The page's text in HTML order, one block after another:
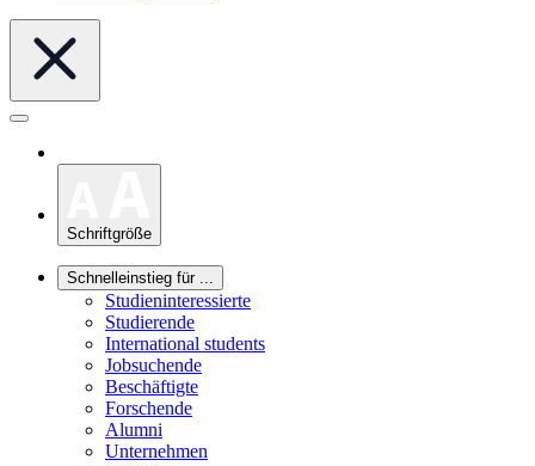
Schriftgröße
Schnelleinstieg für ...
Studieninteressierte
Studierende
International students
Jobsuchende
Beschäftigte
Forschende
Alumni
Unternehmen